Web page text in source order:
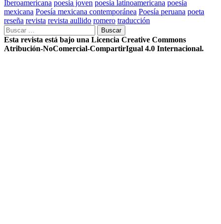
Iberoamericana poesía joven poesía latinoamericana poesía
mexicana Poesía mexicana contemporánea Poesía peruana poeta
reseña revista revista aullido romero traducción
Buscar:
Esta revista está bajo una Licencia Creative Commons
Atribución-NoComercial-CompartirIgual 4.0 Internacional.